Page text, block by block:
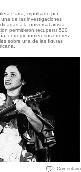
Parra, impulsado por
de las investigaciones
a la universal artista
permitieron recuperar 520
corregir numerosos errores
sobre una de las figuras
1 Comentario